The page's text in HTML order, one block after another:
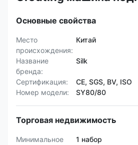
Основные свойства
Место
происхождения:
Китай
Название
бренда:
Silk
Сертификация:
CE, SGS, BV, ISO
Номер модели:
SY80/80
Торговая недвижимость
Минимальное
1 набор